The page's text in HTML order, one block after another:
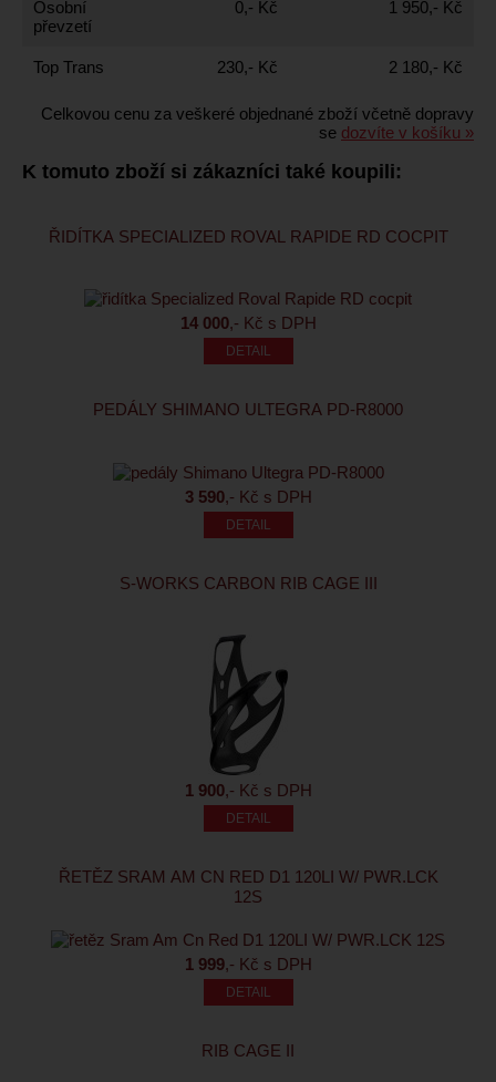
Osobní
převzetí
0,- Kč 1 950,- Kč
Top Trans 230,- Kč 2 180,- Kč
Celkovou cenu za veškeré objednané zboží včetně dopravy
se dozvíte v košíku »
K tomuto zboží si zákazníci také koupili:
ŘIDÍTKA SPECIALIZED ROVAL RAPIDE RD COCPIT
14 000,- Kč s DPH
PEDÁLY SHIMANO ULTEGRA PD-R8000
3 590,- Kč s DPH
S-WORKS CARBON RIB CAGE III
1 900,- Kč s DPH
ŘETĚZ SRAM AM CN RED D1 120LI W/ PWR.LCK
12S
1 999,- Kč s DPH
RIB CAGE II